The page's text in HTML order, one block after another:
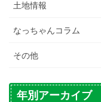
土地情報
なっちゃんコラム
その他
年別アーカイブ